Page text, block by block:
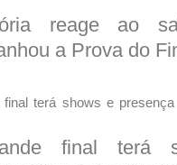
reage ao
a Prova do
final terá